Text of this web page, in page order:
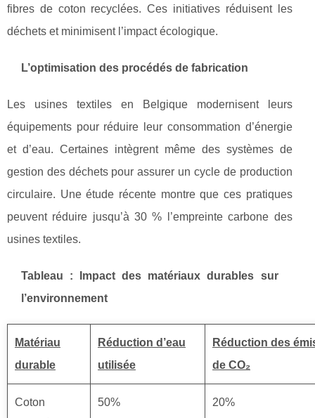
fibres de coton recyclées. Ces initiatives réduisent les
déchets et minimisent l’impact écologique.
L’optimisation des procédés de fabrication
Les usines textiles en Belgique modernisent leurs
équipements pour réduire leur consommation d’énergie
et d’eau. Certaines intègrent même des systèmes de
gestion des déchets pour assurer un cycle de production
circulaire. Une étude récente montre que ces pratiques
peuvent réduire jusqu’à 30 % l’empreinte carbone des
usines textiles.
Tableau : Impact des matériaux durables sur
l’environnement
Matériau
durable
Réduction d’eau
utilisée
Réduction des
de CO₂
Coton
50% 20%